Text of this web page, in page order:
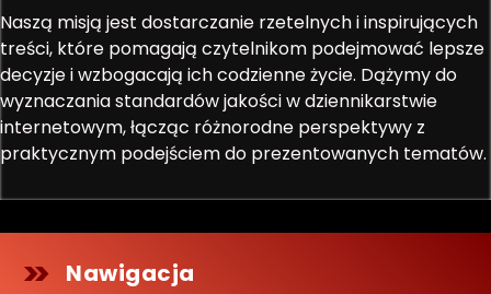
Naszą misją jest dostarczanie rzetelnych i inspirujących
treści, które pomagają czytelnikom podejmować lepsze
decyzje i wzbogacają ich codzienne życie. Dążymy do
wyznaczania standardów jakości w dziennikarstwie
internetowym, łącząc różnorodne perspektywy z
praktycznym podejściem do prezentowanych tematów.
Nawigacja